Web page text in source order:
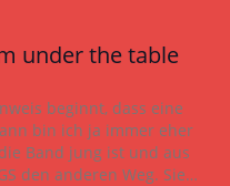
under the table
beginnt, dass eine
bin ich ja immer eher
Band jung ist und aus
den anderen Weg. Sie…